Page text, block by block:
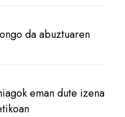
da abuztuaren
eman dute izena